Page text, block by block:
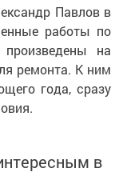
Павлов в
работы по
произведены на
ремонта. К ним
года, сразу
в